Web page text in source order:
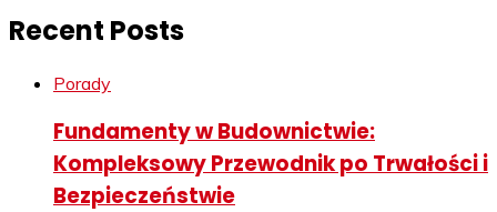
Recent Posts
Porady
Fundamenty w Budownictwie:
Kompleksowy Przewodnik po Trwałości i
Bezpieczeństwie